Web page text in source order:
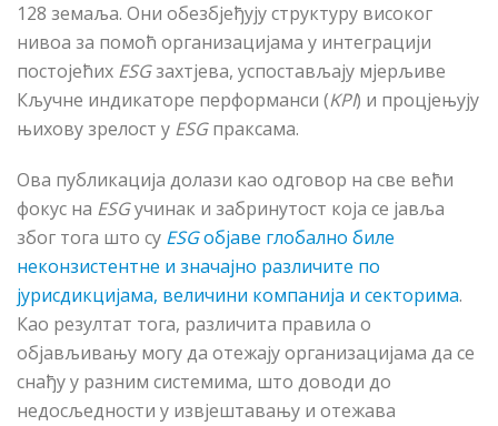
128 земаља. Они обезбјеђују структуру високог
нивоа за помоћ организацијама у интеграцији
постојећих ESGзахтјева, успостављају мјерљиве
Кључне индикаторе перформанси (KPI) и процјењују
њихову зрелост у ESGпраксама.
Ова публикација долази као одговор на све већи
фокус на ESGучинак и забринутост која се јавља
због тога што су ESGобјаве глобално биле
неконзистентне и значајно различите по
јурисдикцијама, величини компанија и секторима.
Као резултат тога, различита правила о
објављивању могу да отежају организацијама да се
снађу у разним системима, што доводи до
недосљедности у извјештавању и отежава